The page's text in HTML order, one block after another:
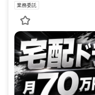
業務委託